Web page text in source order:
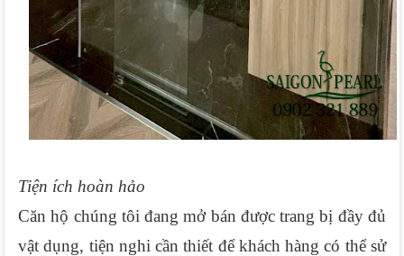
Tiện ích hoàn hảo
Căn hộ chúng tôi đang mở bán được trang bị đầy đủ
vật dụng, tiện nghi cần thiết để khách hàng có thể sử